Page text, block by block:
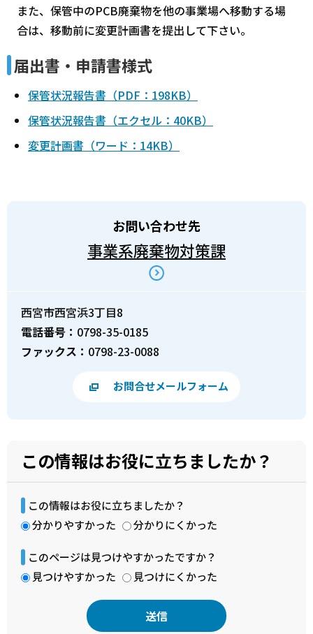
また、保管中のPCB廃棄物を他の事業場へ移動する場
合は、移動前に変更計画書を提出して下さい。
届出書・申請書様式
保管状況報告書（PDF：198KB）
保管状況報告書（エクセル：40KB）
変更計画書（ワード：14KB）
お問い合わせ先
事業系廃棄物対策課
西宮市西宮浜3丁目8
電話番号： 0798-35-0185
ファックス： 0798-23-0088
お問合せメールフォーム
この情報はお役に立ちましたか？
この情報はお役に立ちましたか？
分かりやすかった
分かりにくかった
このページは見つけやすかったですか？
見つけやすかった
見つけにくかった